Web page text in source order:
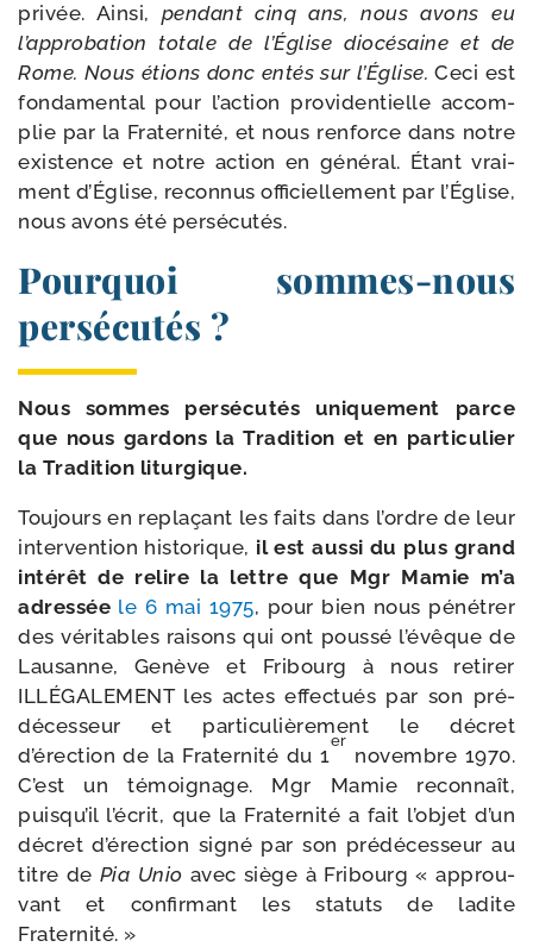
pri­vée. Ainsi, pen­dant cinq ans, nous avons eu
l’approbation totale de l’Église dio­cé­saine et de
Rome. Nous étions donc entés sur l’Église.Ceci est
fon­da­men­tal pour l’action pro­vi­den­tielle accom­
plie par la Fraternité, et nous ren­force dans notre
exis­tence et notre action en géné­ral. Étant vrai­
ment d’Église, recon­nus offi­ciel­le­ment par l’Église,
nous avons été persécutés.
Pourquoi sommes-​nous
persécutés ?
Nous sommes per­sé­cu­tés uni­que­ment parce
que nous gar­dons la Tradition et en par­ti­cu­lier
la Tradition liturgique.
Toujours en repla­çant les faits dans l’ordre de leur
inter­ven­tion his­to­rique, il est aus­si du plus grand
inté­rêt de relire la lettre que Mgr Mamie m’a
adres­sée le 6 mai 1975, pour bien nous péné­trer
des véri­tables rai­sons qui ont pous­sé l’évêque de
Lausanne, Genève et Fribourg à nous reti­rer
ILLÉGALEMENT les actes effec­tués par son pré­
dé­ces­seur et par­ti­cu­liè­re­ment le décret
d’érection de la Fraternité du 1
er
novembre 1970.
C’est un témoi­gnage. Mgr Mamie recon­naît,
puisqu’il l’écrit, que la Fraternité a fait l’objet d’un
décret d’érection signé par son pré­dé­ces­seur au
titre de Pia Unio avec siège à Fribourg « approu­
vant et confir­mant les sta­tuts de ladite
Fraternité. »